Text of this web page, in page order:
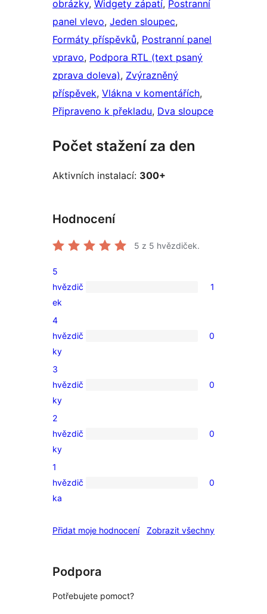
obrázky, Widgety zápatí, Postranní
panel vlevo, Jeden sloupec
Formáty příspěvků, Postranní panel
vpravo, Podpora RTL (text psaný
zprava doleva), Zvýrazněný
příspěvek, Vlákna v komentářích
Připraveno k překladu, Dva sloupce
Počet stažení za den
Aktivních instalací: 300+
Hodnocení
5 z 5 hvězdiček.
1
5hvězdičkové
hodnocení
5
hvězdič
ek
1
0
4hvězdičkové
hodnocení
4
hvězdič
ky
0
0
3hvězdičkové
hodnocení
3
hvězdič
ky
0
0
2hvězdičkové
hodnocení
2
hvězdič
ky
0
0
1hvězdičkové
1
hvězdič
ka
0
Přidat moje hodnocení Zobrazit všechnyrecenze
Podpora
Potřebujete pomoct?